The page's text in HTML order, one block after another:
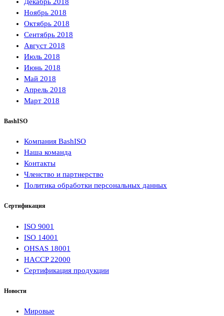
Ноябрь 2018
Октябрь 2018
Сентябрь 2018
Август 2018
Июль 2018
Июнь 2018
Май 2018
Апрель 2018
Март 2018
BashISO
Компания BashISO
Наша команда
Контакты
Членство и партнерство
Политика обработки персональных данных
Сертификация
ISO 9001
ISO 14001
OHSAS 18001
HACCP 22000
Сертификация продукции
Новости
Мировые